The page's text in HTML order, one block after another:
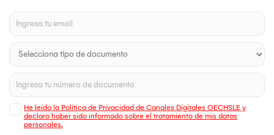
He leído la Política de Privacidad de Canales Digitales OECHSLE y
declaro haber sido informado sobre el tratamiento de mis datos
personales.